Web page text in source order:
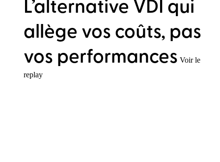
L’alternative VDI qui
allège vos coûts, pas
vos performances Voir le
replay